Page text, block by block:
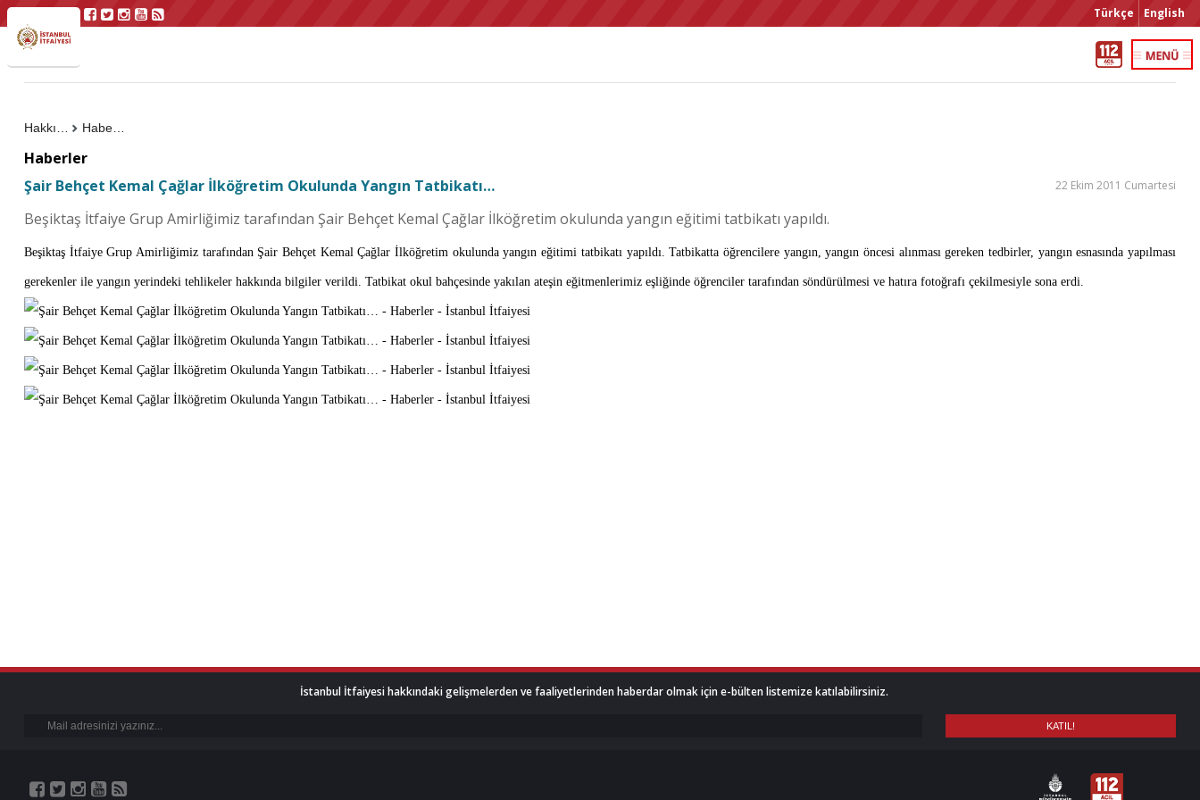
Türkçe English
Haberler
Haberler
Şair Behçet Kemal Çağlar İlköğretim Okulunda Yangın Tatbikatı…
22 Ekim 2011 Cumartesi
Beşiktaş İtfaiye Grup Amirliğimiz tarafından Şair Behçet Kemal Çağlar İlköğretim okulunda yangın eğitimi tatbikatı yapıldı.
Beşiktaş İtfaiyeGrup Amirliğimiz tarafından Şair Behçet Kemal Çağlar İlköğretim okulunda yangın eğitimi tatbikatı yapıldı. Tatbikatta öğrencilere yangın, yangın öncesi alınması gereken tedbirler, yangın esnasında yapılması
gerekenler ile yangın yerindeki tehlikeler hakkında bilgiler verildi. Tatbikat okul bahçesinde yakılan ateşin eğitmenlerimiz eşliğinde öğrenciler tarafından söndürülmesi ve hatıra fotoğrafı çekilmesiyle sona erdi.
İstanbul İtfaiyesi hakkındaki gelişmelerden ve faaliyetlerinden haberdar olmak için e-bülten listemize katılabilirsiniz.